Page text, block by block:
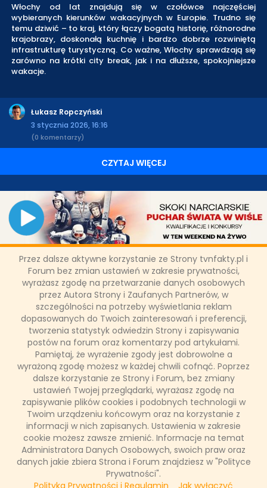
Przez dalsze aktywne korzystanie ze Strony tvnfakty.pl i
Forum bez zmian ustawień w zakresie prywatności,
wyrażasz zgodę na przetwarzanie danych osobowych
przez Autora Strony i Zaufanych Partnerów, w
szczególności na potrzeby wyświetlania reklam
dopasowanych do Twoich zainteresowań i preferencji,
tworzenia statystyk odwiedzin Strony i zapisywania
postów na forum oraz komentarzy pod artykułami.
Pamiętaj, że wyrażenie zgody jest dobrowolne a
wyrażoną zgodę możesz w każdej chwili cofnąć. Poprzez
dalsze korzystanie ze Strony i Forum, bez zmiany
ustawień Twojej przeglądarki, wyrażasz zgodę na
zapisywanie plików cookies i podobnych technologii w
Twoim urządzeniu końcowym oraz na korzystanie z
informacji w nich zapisanych. Ustawienia w zakresie
cookie możesz zawsze zmienić. Informacje na temat
Administratora Danych Osobowych, swoich praw oraz
danych jakie zbiera Strona i Forum znajdziesz w "Polityce
Prywatności".
Polityka Prywatności i Regulamin
Jak wyłączyć
Włochy od lat znajdują się w czołówce najczęściej
wybieranych kierunków wakacyjnych w Europie. Trudno się
temu dziwić – to kraj, który łączy bogatą historię, różnorodne
krajobrazy, doskonałą kuchnię i bardzo dobrze rozwiniętą
infrastrukturę turystyczną. Co ważne, Włochy sprawdzają się
zarówno na krótki city break, jak i na dłuższe, spokojniejsze
wakacje.
Łukasz Ropczyński
3 stycznia 2026, 16:16
(0 komentarzy)
CZYTAJ WIĘCEJ
Puchar Świata w Wiśle w
Eurosporcie 1, HBO Max i Playerze
Po zawodach w Norwegii, Szwecji i Finlandii rywalizacja w
Pucharze Świata w skokach narciarskich przenosi się do Polski.
Od czwartku czekają nas pasjonujące zawody na skoczni im.
Adama Małysza w Wiśle. Transmisje kwalifikacji i konkursów
mężczyzn w Eurosporcie 1, HBO Max i Playerze, a zawodów
kobiet w Eurosporcie 2, HBO Max i Playerze.
Łukasz Ropczyński
4 grudnia 2025, 09:24
(0 komentarzy)
CZYTAJ WIĘCEJ